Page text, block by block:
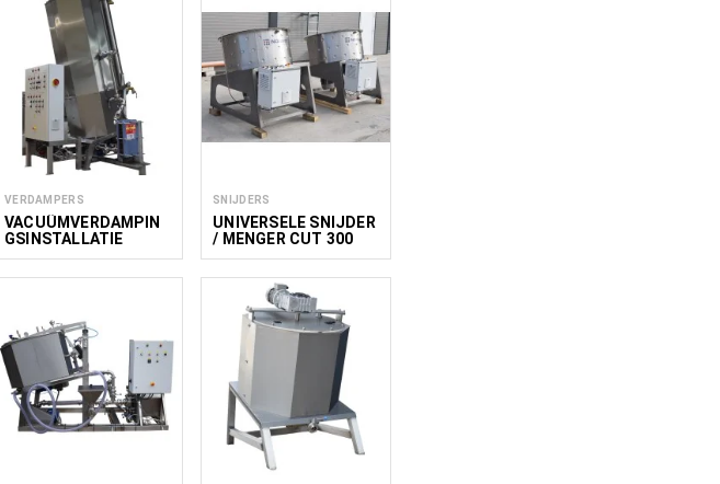
VERDAMPERS
VACUÜMVERDAMPIN
GSINSTALLATIE
CIRCULATIE-TYPE
SNIJDERS
UNIVERSELE SNIJDER
/ MENGER CUT 300